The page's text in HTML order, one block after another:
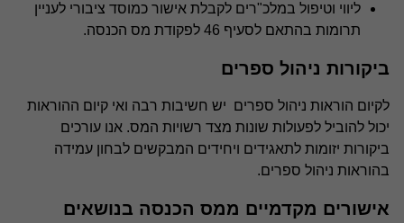
ליווי וטיפול במלכ"רים לקבלת אישור כמוסד ציבורי לעניין
תרומות בהתאם לסעיף 46 לפקודת מס הכנסה.
ביקורות ניהול ספרים
לקיום הוראות ניהול ספרים יש חשיבות רבה ואי קיום ההוראות
יכול להוביל לפעולות שונות מצד רשויות המס. אנו עורכים
ביקורות יזומות לתאגידים ויחידים המבקשים לבחון עמידה
בהוראות ניהול ספרים.
אישורים מקדמיים ממס הכנסה בנושאים